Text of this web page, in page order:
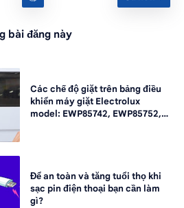
bài đăng này
Các chế độ giặt trên bảng điều
khiển máy giặt Electrolux
model: EWP85742, EWP85752,
Để an toàn và tăng tuổi thọ khi
sạc pin điện thoại bạn cần làm
gì?